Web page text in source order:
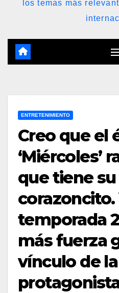
los temas más
ENTRETENIMIENTO
Creo que el
‘Miércoles’
que tiene su
corazoncito.
temporada
más fuerza
vínculo de la